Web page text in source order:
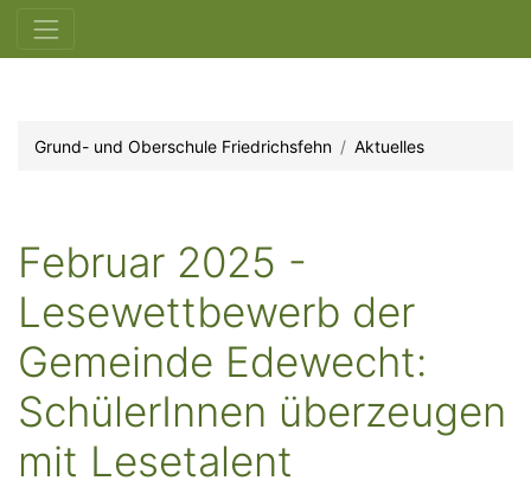
Grund- und Oberschule Friedrichsfehn Aktuelles
Februar 2025 -
Lesewettbewerb der
Gemeinde Edewecht:
SchülerInnen überzeugen
mit Lesetalent